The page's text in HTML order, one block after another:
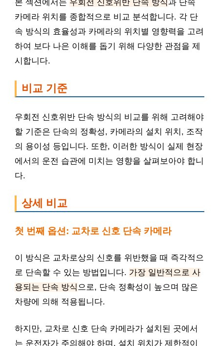
본 섹션에서는 우회전 신호위반 단속 방식과 단속
카메라 위치를 종합적으로 비교 분석합니다. 각 단
속 방식의 효율성과 카메라의 위치별 영향력을 고려
하여 보다 나은 이해를 돕기 위해 다양한 관점을 제
시합니다.
비교 기준
우회전 신호위반 단속 방식의 비교를 위해 고려해야
할 기준은 단속의 정확성, 카메라의 설치 위치, 조작
의 용이성 등입니다. 또한, 이러한 방식이 실제 현장
에서의 운전 습관에 미치는 영향을 살펴보아야 합니
다.
상세 비교
첫 번째 옵션: 교차로 신호 단속 카메라
이 방식은 교차로상의 신호를 위반했을 때 즉각적으
로 단속할 수 있는 방법입니다. 가장 일반적으로 사
용되는 단속 방식 으로, 단속 정확성이 높으며 많은
차량에 의해 적용됩니다.
하지만, 교차로 신호 단속 카메라가 설치된 곳에서
는 운전자가 주의해야 하며, 설치 위치가 제한적이